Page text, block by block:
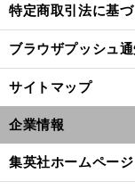
特定商取引法に基
ブラウザプッシュ
サイトマップ
企業情報
集英社ホームページ